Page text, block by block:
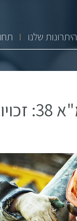
היתרונות שלנו
ליקויי